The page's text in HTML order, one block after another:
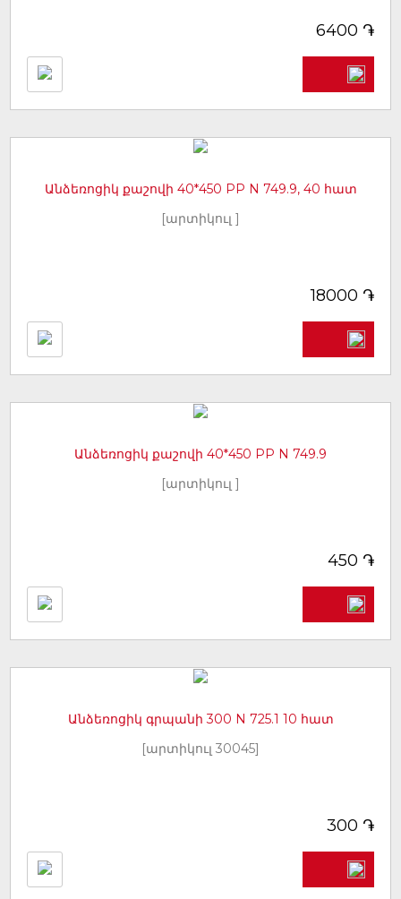
6400 ֏
Անձեռոցիկ քաշովի 40*450 PP N 749.9, 40 հատ
[արտիկուլ ]
18000 ֏
Անձեռոցիկ քաշովի 40*450 PP N 749.9
[արտիկուլ ]
450 ֏
Անձեռոցիկ գրպանի 300 N 725.1 10 հատ
[արտիկուլ 30045]
300 ֏